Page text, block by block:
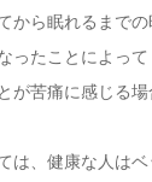
から眠れるまで
ったことによっ
が苦痛に感じる
は、健康な人は